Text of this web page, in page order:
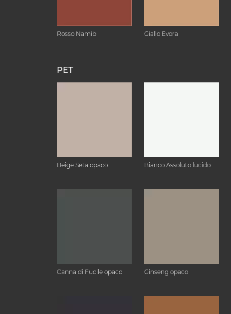
Rosso Namib Giallo Evora
PET
Beige Seta opaco Bianco Assoluto lucido
Canna di Fucile opaco Ginseng opaco